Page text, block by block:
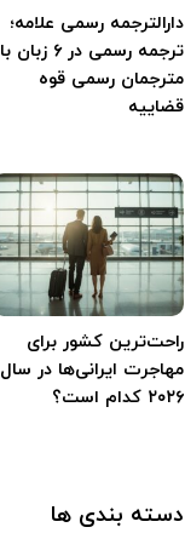
دارالترجمه رسمی علامه؛
ترجمه رسمی در ۶ زبان با
مترجمان رسمی قوه
قضاییه
راحت‌ترین کشور برای
مهاجرت ایرانی‌ها در سال
۲۰۲۶ کدام است؟
دسته بندی ها